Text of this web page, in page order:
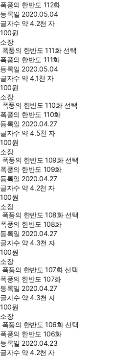
폭풍의 한반도 112화
등록일 2020.05.04
글자수 약 4.2천 자
100원
소장
폭풍의 한반도 111화 선택
폭풍의 한반도 111화
등록일 2020.05.04
글자수 약 4.1천 자
100원
소장
폭풍의 한반도 110화 선택
폭풍의 한반도 110화
등록일 2020.04.27
글자수 약 4.5천 자
100원
소장
폭풍의 한반도 109화 선택
폭풍의 한반도 109화
등록일 2020.04.27
글자수 약 4.2천 자
100원
소장
폭풍의 한반도 108화 선택
폭풍의 한반도 108화
등록일 2020.04.27
글자수 약 4.3천 자
100원
소장
폭풍의 한반도 107화 선택
폭풍의 한반도 107화
등록일 2020.04.27
글자수 약 4.3천 자
100원
소장
폭풍의 한반도 106화 선택
폭풍의 한반도 106화
등록일 2020.04.23
글자수 약 4.2천 자